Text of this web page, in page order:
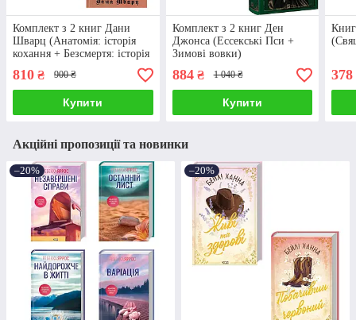
Комплект з 2 книг Дани
Шварц (Анатомія: історія
кохання + Безсмертя: історія
810 ₴ 900 ₴
Купити
Комплект з 2 книг Ден
Джонса (Ессекські Пси +
Зимові вовки)
884₴ 1 040 ₴
Купити
378
Акційні пропозиції та новинки
–20% –20%